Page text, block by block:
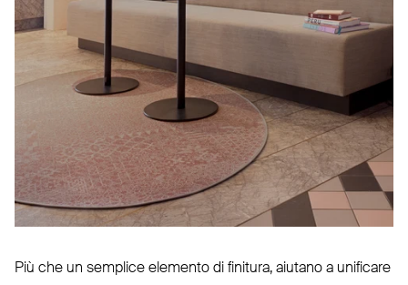
Più che un semplice elemento di finitura, aiutano a unificare